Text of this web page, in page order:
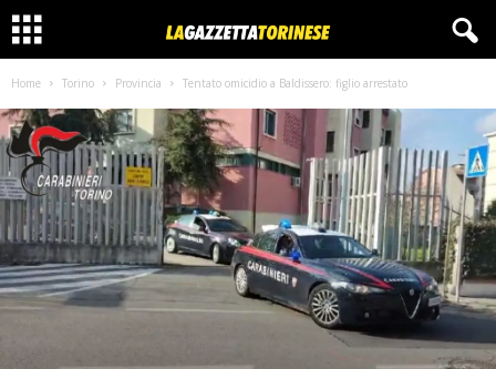
Home Torino Provincia Tentato omicidio a Baldissero: figlio arrestato